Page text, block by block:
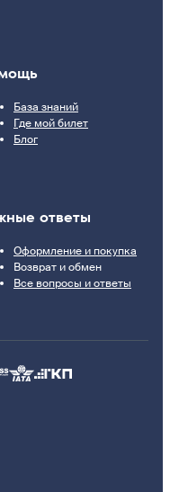
База знаний
Где мой билет
Блог
ответы
Оформление и покупка
Возврат и обмен
Все вопросы и ответы